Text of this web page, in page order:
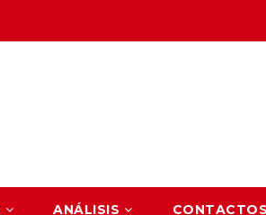
ANÁLISIS CONTACTOS